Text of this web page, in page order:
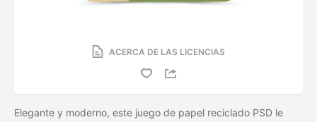
ACERCA DE LAS LICENCIAS
Elegante y moderno, este juego de papel reciclado PSD le